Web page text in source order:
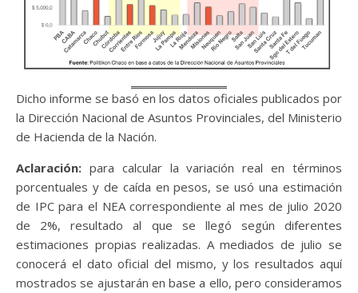
Dicho informe se basó en los datos oficiales publicados por
la Dirección Nacional de Asuntos Provinciales, del Ministerio
de Hacienda de la Nación.
Aclaración: para calcular la variación real en términos
porcentuales y de caída en pesos, se usó una estimación
de IPC para el NEA correspondiente al mes de julio 2020
de 2%, resultado al que se llegó según diferentes
estimaciones propias realizadas. A mediados de julio se
conocerá el dato oficial del mismo, y los resultados aquí
mostrados se ajustarán en base a ello, pero consideramos